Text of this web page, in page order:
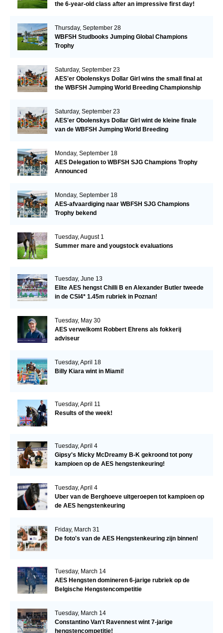
the 6-year-old class after an impressive first day!​
Thursday, September 28
WBFSH Studbooks Jumping Global Champions
Trophy
Saturday, September 23
AES'er Obolenskys Dollar Girl wins the small final at
the WBFSH Jumping World Breeding Championship
Saturday, September 23
AES'er Obolenskys Dollar Girl wint de kleine finale
van de WBFSH Jumping World Breeding
Monday, September 18
AES Delegation to WBFSH SJG Champions Trophy
Announced
Monday, September 18
AES-afvaardiging naar WBFSH SJG Champions
Trophy bekend
Tuesday, August 1
Summer mare and yougstock evaluations
Tuesday, June 13
Elite AES hengst Chilli B en Alexander Butler tweede
in de CSI4* 1.45m rubriek in Poznan!
Tuesday, May 30
AES verwelkomt Robbert Ehrens als fokkerij
adviseur
Tuesday, April 18
Billy Kiara wint in Miami!
Tuesday, April 11
Results of the week!
Tuesday, April 4
Gipsy's Micky McDreamy B-K gekroond tot pony
kampioen op de AES hengstenkeuring!
Tuesday, April 4
Uber van de Berghoeve uitgeroepen tot kampioen op
de AES hengstenkeuring
Friday, March 31
De foto's van de AES Hengstenkeuring zijn binnen!
Tuesday, March 14
AES Hengsten domineren 6-jarige rubriek op de
Belgische Hengstencompetitie
Tuesday, March 14
Constantino Van't Ravennest wint 7-jarige
hengstencompetitie!